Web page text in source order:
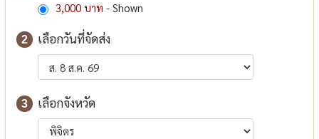
3,000 บาท - Shown
2 เลือกวันที่จัดส่ง
3 เลือกจังหวัด